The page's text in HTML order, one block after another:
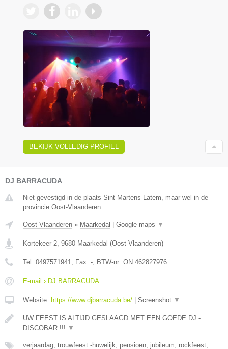
BEKIJK VOLLEDIG PROFIEL
DJ BARRACUDA
Niet gevestigd in de plaats Sint Martens Latem, maar wel in de
provincie Oost-Vlaanderen.
Oost-Vlaanderen » Maarkedal Google maps ▼
Kortekeer 2, 9680 Maarkedal (Oost-Vlaanderen)
Tel: 0497571941, Fax: -, BTW-nr: ON 462827976
E-mail › DJ BARRACUDA
Website: https://www.djbarracuda.be/ Screenshot ▼
UW FEEST IS ALTIJD GESLAAGD MET EEN GOEDE DJ -
DISCOBAR !!! ▼
verjaardag, trouwfeest -huwelijk, pensioen, jubileum, rockfeest,